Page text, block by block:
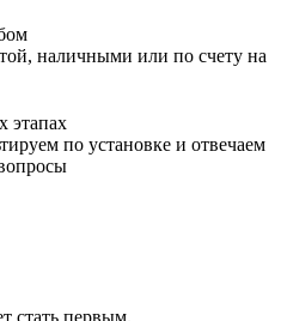
наличными или по счету на
этапах
по установке и отвечаем
стать первым.